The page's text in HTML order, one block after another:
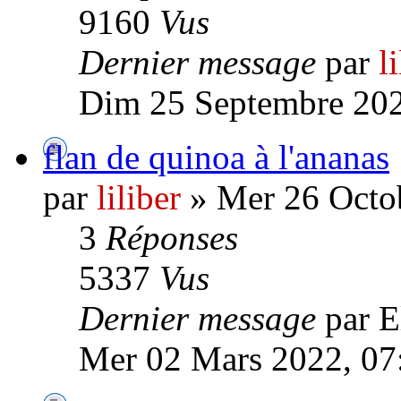
9160 Vus
Dernier message par
Dim 25 Septembre
flan de quinoa à l'ananas
par liliber » Mer 26
3 Réponses
5337 Vus
Dernier message par
Mer 02 Mars 2022,